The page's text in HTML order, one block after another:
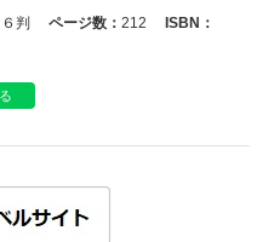
判 ページ数： 212
ISBN：